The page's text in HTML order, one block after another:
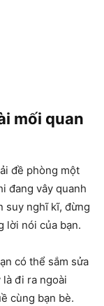
mối quan
đề phòng một
đang vây quanh
suy nghĩ kĩ, đừng
lời nói của bạn.
có thể sắm sửa
đi ra ngoài
cùng bạn bè.